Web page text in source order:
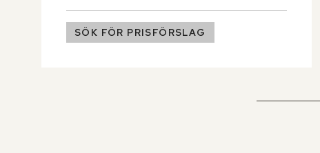
SÖK FÖR PRISFÖRSLAG